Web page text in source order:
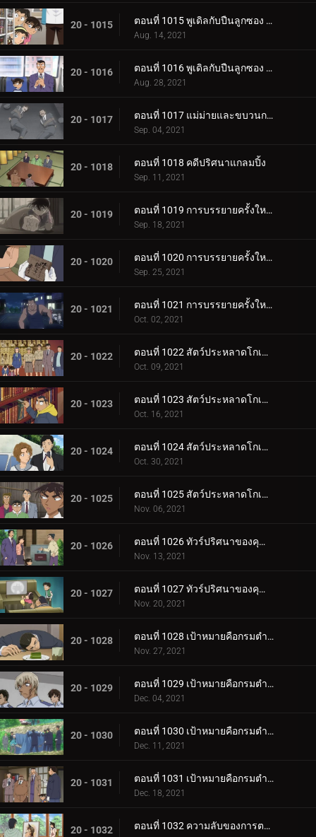
20 - 1015 ตอนที่ 1015 พูเดิลกับปืนลูกซอง (ตอนแรก)
Aug. 14, 2021
20 - 1016 ตอนที่ 1016 พูเดิลกับปืนลูกซอง (ตอนจบ)
Aug. 28, 2021
20 - 1017 ตอนที่ 1017 แม่ม่ายและขบวนการนักสืบเยาวชน
Sep. 04, 2021
20 - 1018 ตอนที่ 1018 คดีปริศนาแกลมปิ้ง
Sep. 11, 2021
20 - 1019 ตอนที่ 1019 การบรรยายครั้งใหญ่ของโมริ โคโกโร่ (ตอนแรก)
Sep. 18, 2021
20 - 1020 ตอนที่ 1020 การบรรยายครั้งใหญ่ของโมริ โคโกโร่ (ตอนกลาง)
Sep. 25, 2021
20 - 1021 ตอนที่ 1021 การบรรยายครั้งใหญ่ของโมริ โคโกโร่ (ตอนจบ)
Oct. 02, 2021
20 - 1022 ตอนที่ 1022 สัตว์ประหลาดโกเมล่า ปะทะ คาเมนไยบะ (ปฐมบท)
Oct. 09, 2021
20 - 1023 ตอนที่ 1023 สัตว์ประหลาดโกเมล่า ปะทะ คาเมนไยบะ (ทำลาย)
Oct. 16, 2021
20 - 1024 ตอนที่ 1024 สัตว์ประหลาดโกเมล่า ปะทะ คาเมนไยบะ (ไล่ล่า)
Oct. 30, 2021
20 - 1025 ตอนที่ 1025 สัตว์ประหลาดโกเมล่า ปะทะ คาเมนไยบะ (บทสรุป)
Nov. 06, 2021
20 - 1026 ตอนที่ 1026 ทัวร์ปริศนาของคุณหนูคางะ (ตอนแรก)
Nov. 13, 2021
20 - 1027 ตอนที่ 1027 ทัวร์ปริศนาของคุณหนูคางะ (ตอนจบ)
Nov. 20, 2021
20 - 1028 ตอนที่ 1028 เป้าหมายคือกรมตำรวจนครบาลแผนกจราจร (ตอนแรก)
Nov. 27, 2021
20 - 1029 ตอนที่ 1029 เป้าหมายคือกรมตำรวจนครบาลแผนกจราจร (ตอนสอง)
Dec. 04, 2021
20 - 1030 ตอนที่ 1030 เป้าหมายคือกรมตำรวจนครบาลแผนกจราจร (ตอนสาม)
Dec. 11, 2021
20 - 1031 ตอนที่ 1031 เป้าหมายคือกรมตำรวจนครบาลแผนกจราจร (ตอนสี่)
Dec. 18, 2021
20 - 1032 ตอนที่ 1032 ความลับของการตามหาภรรยา